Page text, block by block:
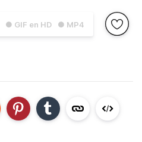
● GIF en HD ● MP4